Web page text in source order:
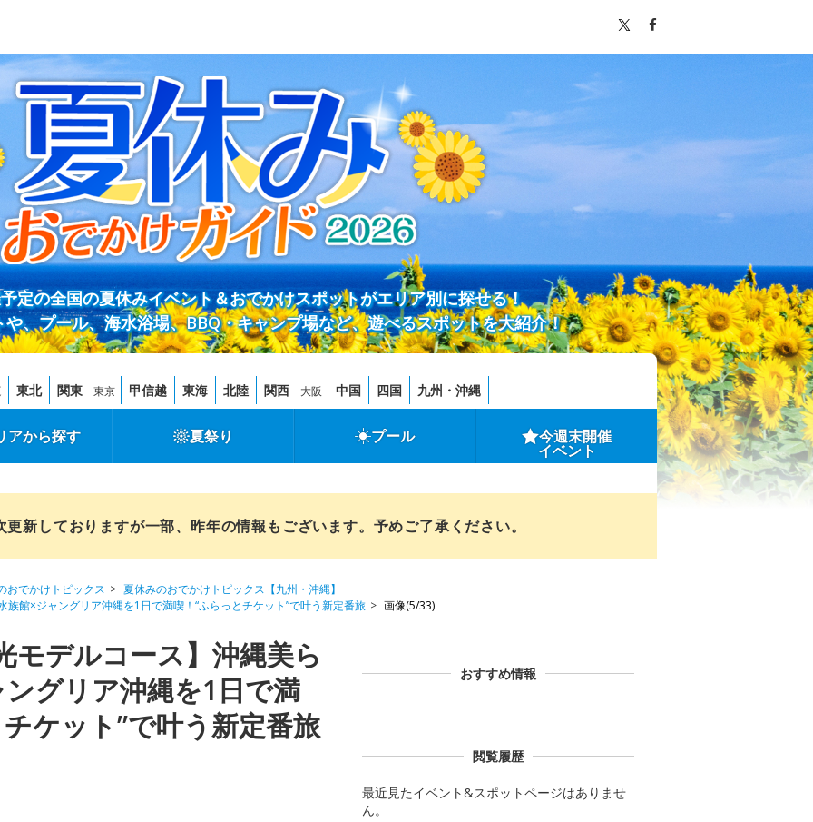
定の全国の夏休みイベント＆おでかけスポットがエリア別に探せる！
、プール、海水浴場、BBQ・キャンプ場など、遊べるスポットを大紹介！
東北 関東 東京 甲信越 東海 北陸 関西 大阪 中国 四国 九州・沖縄
アから探す 夏祭り プール 今週末開催
イベント
新しておりますが一部、昨年の情報もございます。予めご了承ください。
おでかけトピックス
夏休みのおでかけトピックス【九州・沖縄】
館×ジャングリア沖縄を1日で満喫！“ふらっとチケット”で叶う新定番旅
画像(5/33)
モデルコース】沖縄美ら
グリア沖縄を1日で満
ケット”で叶う新定番旅
おすすめ情報
閲覧履歴
最近見たイベント&スポットページはありませ
ん。